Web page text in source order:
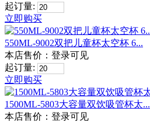
起订量:
立即购买
550ML-9002双把儿童杯太空杯 6...
本店售价： 登录可见
起订量:
立即购买
1500ML-5803大容量双饮吸管杯太...
本店售价： 登录可见